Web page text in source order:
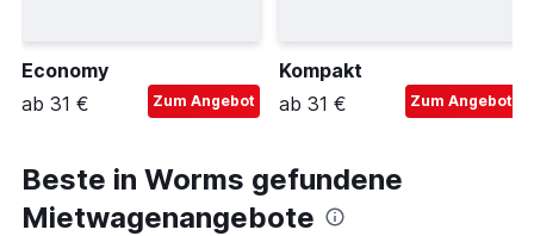
Economy
ab 31 €
Zum Angebot
Kompakt
ab 31 €
Zum Angebot
Beste in Worms gefundene
Mietwagenangebote